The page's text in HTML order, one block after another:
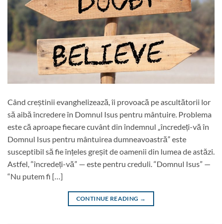
Când creștinii evanghelizează, îi provoacă pe ascultătorii lor
să aibă încredere în Domnul Isus pentru mântuire. Problema
este că aproape fiecare cuvânt din îndemnul „încredeți-vă în
Domnul Isus pentru mântuirea dumneavoastră” este
susceptibil să fie înțeles greșit de oamenii din lumea de astăzi.
Astfel, “încredeți-vă” — este pentru creduli. “Domnul Isus” —
“Nu putem fi […]
CONTINUE READING →